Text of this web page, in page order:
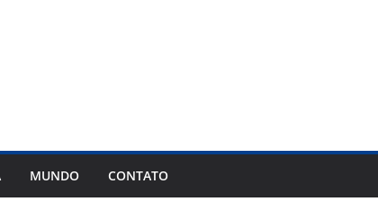
MUNDO CONTATO